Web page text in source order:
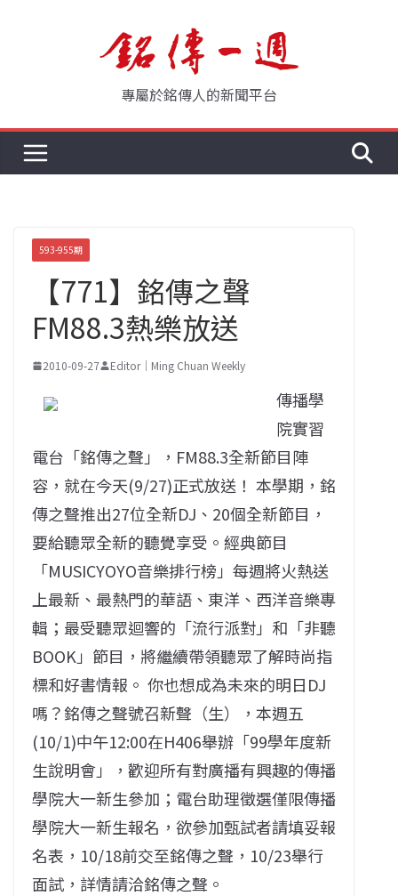
專屬於銘傳人的新聞平台
593-955期
【771】銘傳之聲
FM88.3熱樂放送
2010-09-27 Editor｜Ming Chuan Weekly
傳播學
院實習
電台「銘傳之聲」，FM88.3全新節目陣
容，就在今天(9/27)正式放送！ 本學期，銘
傳之聲推出27位全新DJ、20個全新節目，
要給聽眾全新的聽覺享受。經典節目
「MUSICYOYO音樂排行榜」每週將火熱送
上最新、最熱門的華語、東洋、西洋音樂專
輯；最受聽眾迴響的「流行派對」和「非聽
BOOK」節目，將繼續帶領聽眾了解時尚指
標和好書情報。 你也想成為未來的明日DJ
嗎？銘傳之聲號召新聲（生），本週五
(10/1)中午12:00在H406舉辦「99學年度新
生說明會」，歡迎所有對廣播有興趣的傳播
學院大一新生參加；電台助理徵選僅限傳播
學院大一新生報名，欲參加甄試者請填妥報
名表，10/18前交至銘傳之聲，10/23舉行
面試，詳情請洽銘傳之聲。